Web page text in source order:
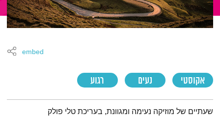
אקוסטי נעים רגוע
embed
תמצית הפודקאסט
שעתיים של מוזיקה נעימה ומגוונת, בעריכת טלי פולק